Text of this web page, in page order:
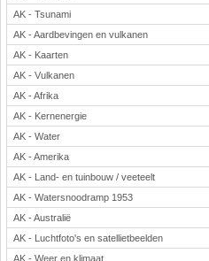
Nederlands
Rekenen
Scheikunde
Sport
Techniek
Verkeer
Wiskunde
Onderwerpen
Apps en tablets
Collecties digibord
Digiborden / touchscreens
Digibordtools
AK - Tsunami
AK - Aardbevingen en vulkanen
AK - Kaarten
AK - Vulkanen
AK - Afrika
AK - Kernenergie
AK - Water
AK - Amerika
AK - Land- en tuinbouw / veeteelt
AK - Watersnoodramp 1953
AK - Australië
AK - Luchtfoto's en satellietbeelden
AK - Weer en klimaat